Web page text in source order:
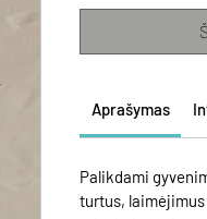
Aprašymas
Palikdami
turtus,